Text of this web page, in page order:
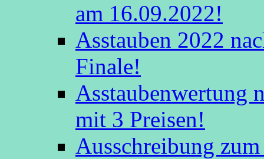
am 16.09.2022!
Asstauben 2022
Finale!
Asstaubenwertung
mit 3 Preisen!
Ausschreibung